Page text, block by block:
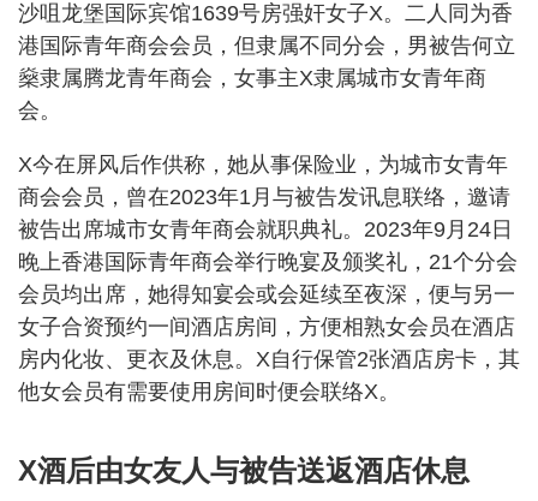
沙咀龙堡国际宾馆1639号房强奸女子X。二人同为香
港国际青年商会会员，但隶属不同分会，男被告何立
燊隶属腾龙青年商会，女事主X隶属城市女青年商
会。
X今在屏风后作供称，她从事保险业，为城市女青年
商会会员，曾在2023年1月与被告发讯息联络，邀请
被告出席城市女青年商会就职典礼。2023年9月24日
晚上香港国际青年商会举行晚宴及颁奖礼，21个分会
会员均出席，她得知宴会或会延续至夜深，便与另一
女子合资预约一间酒店房间，方便相熟女会员在酒店
房内化妆、更衣及休息。X自行保管2张酒店房卡，其
他女会员有需要使用房间时便会联络X。
X酒后由女友人与被告送返酒店休息